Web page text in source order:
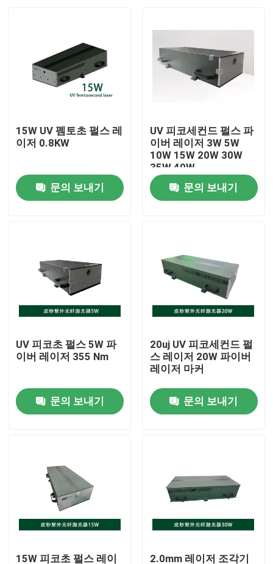
회사 소개
공장 견학
문의하기
조회를 요청하다
녹색 파이버 레이저
15W UV 펨토초 펄스 레
이저 0.8KW
문의 보내기
UV 피코세컨드 펄스 파
이버 레이저 3W 5W
10W 15W 20W 30W
35W 40W
문의 보내기
UV 피코초 펄스 5W 파
이버 레이저 355 Nm
문의 보내기
20uj UV 피코세컨드 펄
스 레이저 20W 파이버
레이저 마커
문의 보내기
15W 피코초 펄스 레이 2.0mm 레이저 조각기